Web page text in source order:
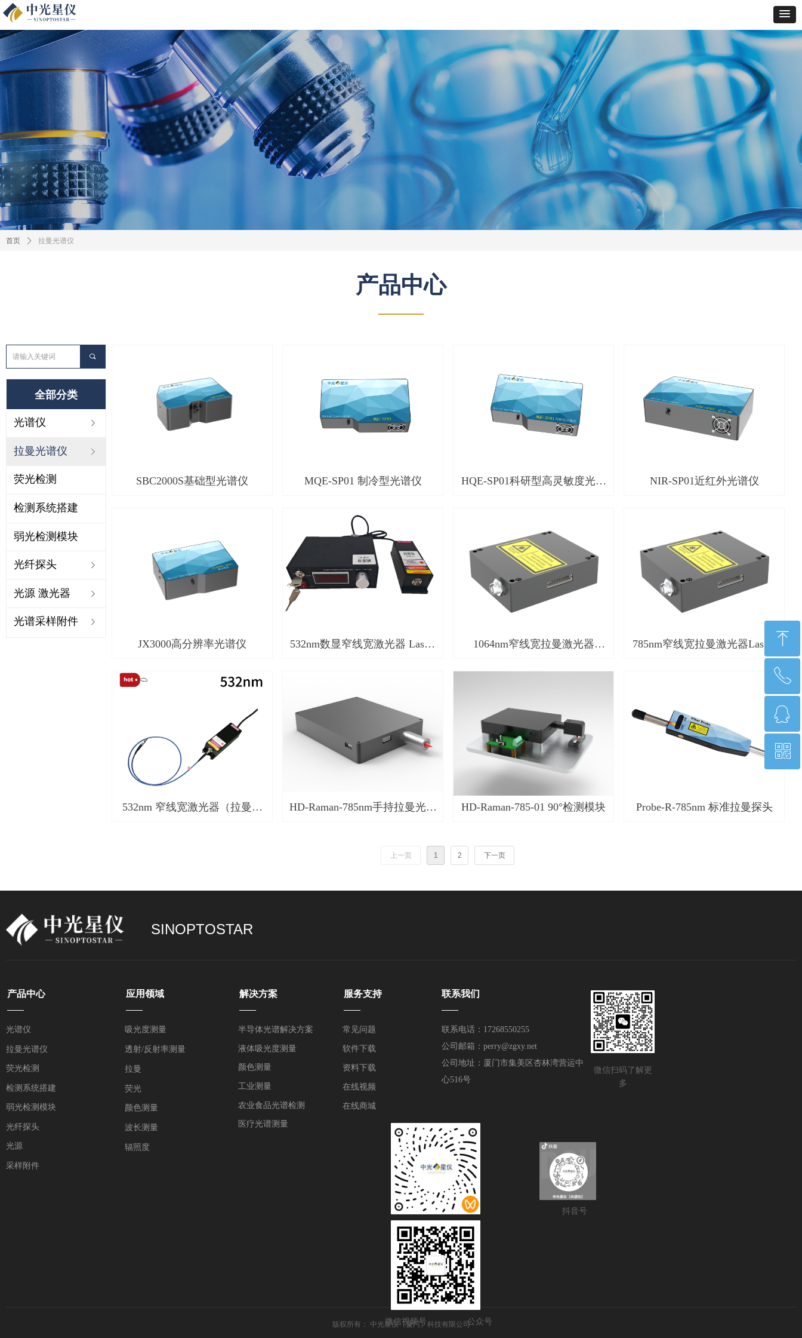
끠
产品中心
——
SBC2000S基础型光谱仪 MQE-SP01 制冷型光谱仪
HQE-SP01科研型高灵敏度光谱
NIR-SP01近红外光谱仪
JX3000高分辨率光谱仪
532nm数显窄线宽激光器 Laser-
1064nm窄线宽拉曼激光器
785nm窄线宽拉曼激光器Laser-
532nm 窄线宽激光器（拉曼、
HD-Raman-785nm手持拉曼光谱
HD-Raman-785-01 90°检测模块 Probe-R-785nm 标准拉曼探头
上一页 1 2 下一页
全部分类
ꁇ
光谱仪
ꁇ
拉曼光谱仪
荧光检测
检测系统搭建
弱光检测模块
ꁇ
光纤探头
ꁇ
光源 激光器
ꁇ
光谱采样附件
首页 ꄲ 拉曼光谱仪
光谱仪
拉曼光谱仪
荧光检测
检测系统搭建
弱光检测模块
光纤探头
光源
采样附件
产品中心
——
吸光度测量
透射/反射率测量
拉曼
荧光
颜色测量
波长测量
辐照度
应用领域
——
微信扫码了解更
多
SINOPTOSTAR
版权所有： 中光星仪（厦门）科技有限公司
半导体光谱解决方案
液体吸光度测量
颜色测量
工业测量
农业食品光谱检测
医疗光谱测量
解决方案
——
常见问题
软件下载
资料下载
在线视频
在线商城
服务支持
——
联系我们
——
联系电话：17268550255
公司邮箱：perry@zgxy.net
公司地址：厦门市集美区杏林湾营运中
心516号
微信视频号 公众号
抖音号
ꁸ
回到顶部
ꂅ
17268550255
ꁗ
QQ客服
ꀥ